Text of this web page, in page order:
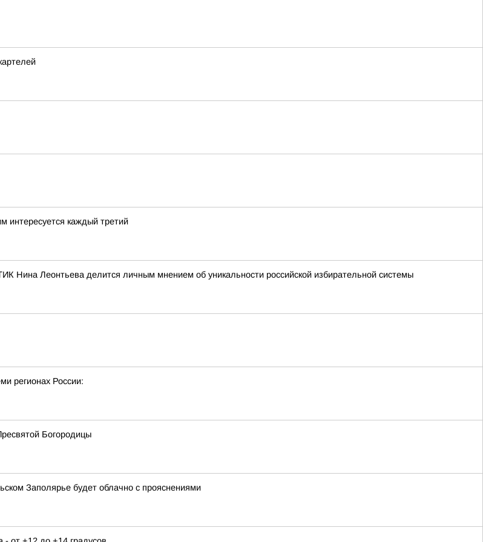
каждый третий
Нина Леонтьева делится личным мнением об уникальности российской избирательной системы
регионах России:
Богородицы
Заполярье будет облачно с прояснениями